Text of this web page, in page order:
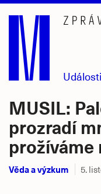
Přejít
hlavní
obsah
Události
MUSIL:
prozradí
prožíváme
Věda a výzkum 5.